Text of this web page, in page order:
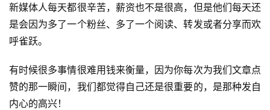
新媒体人每天都很辛苦，薪资也不是很高，但是他们每天还
是会因为多了一个粉丝、多了一个阅读、转发或者分享而欢
呼雀跃。
有时候很多事情很难用钱来衡量，因为你每次为我们文章点
赞的那一瞬间，我们都觉得自己还是很重要的，是那种发自
内心的高兴！